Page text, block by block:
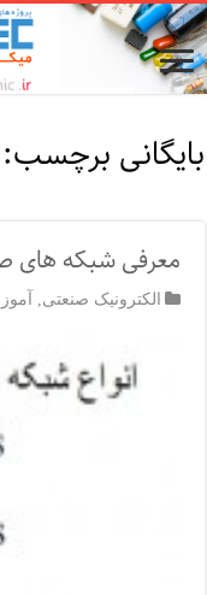
بایگانی برچسب:
معرفی شبکه های
الکترونیک صنعتی